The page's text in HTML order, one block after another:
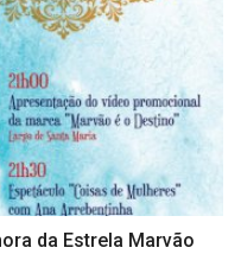
da Estrela Marvão